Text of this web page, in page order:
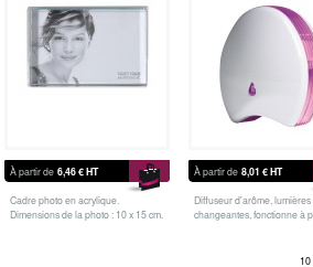
À partir de 6,46 €HT
Cadre photo en acrylique.
Dimensions de la photo : 10 x 15 cm.
À partir de 8,01 €HT
Diffuseur d'arôme, lumières
changeantes, fonctionne à